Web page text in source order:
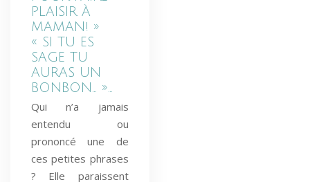
PLAISIR À
MAMAN! »
« SI TU ES
SAGE TU
AURAS UN
BONBON… »…
Qui n’a jamais
entendu ou
prononcé une de
ces petites phrases
? Elle paraissent